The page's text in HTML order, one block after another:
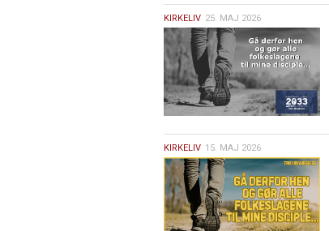
25.
maj
2026
KIRKELIV 25. MAJ 2026
15.
maj
2026
KIRKELIV 15. MAJ 2026